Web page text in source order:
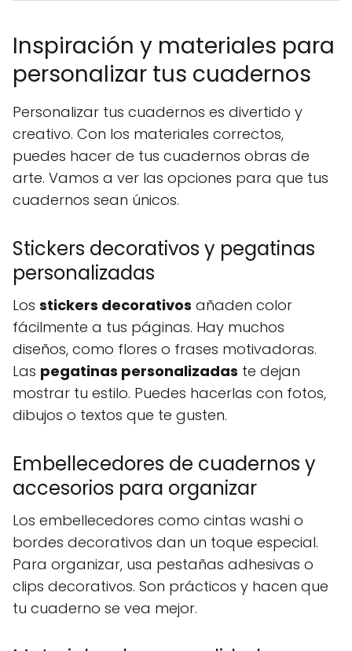
Inspiración y materiales para
personalizar tus cuadernos
Personalizar tus cuadernos es divertido y
creativo. Con los materiales correctos,
puedes hacer de tus cuadernos obras de
arte. Vamos a ver las opciones para que tus
cuadernos sean únicos.
Stickers decorativos y pegatinas
personalizadas
Los stickers decorativos añaden color
fácilmente a tus páginas. Hay muchos
diseños, como flores o frases motivadoras.
Las pegatinas personalizadas te dejan
mostrar tu estilo. Puedes hacerlas con fotos,
dibujos o textos que te gusten.
Embellecedores de cuadernos y
accesorios para organizar
Los embellecedores como cintas washi o
bordes decorativos dan un toque especial.
Para organizar, usa pestañas adhesivas o
clips decorativos. Son prácticos y hacen que
tu cuaderno se vea mejor.